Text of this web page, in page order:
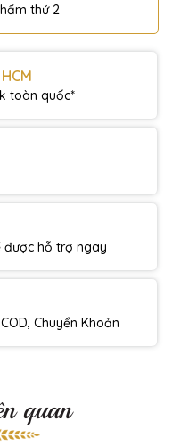
thứ 2
toàn quốc*
được hỗ trợ ngay
Chuyển Khoản
quan